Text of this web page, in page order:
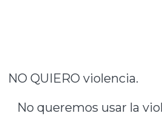
NO QUIERO violencia.
No queremos usar la